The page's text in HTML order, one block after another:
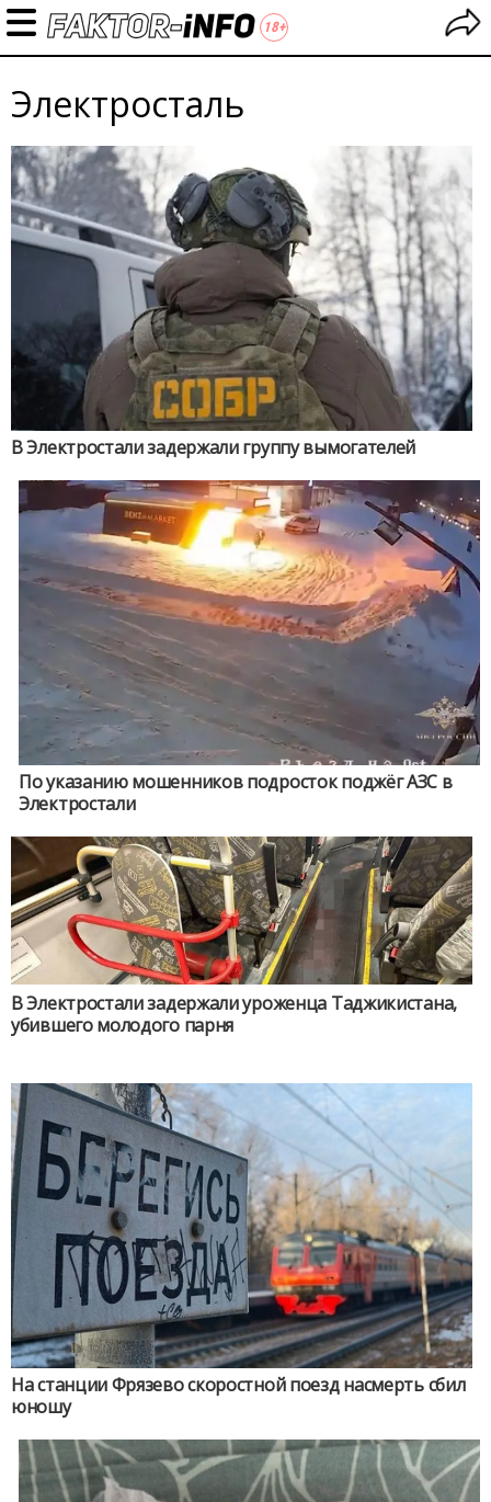
Электросталь
В Электростали задержали группу вымогателей
По указанию мошенников подросток поджёг АЗС в
Электростали
В Электростали задержали уроженца Таджикистана,
убившего молодого парня
На станции Фрязево скоростной поезд насмерть сбил
юношу